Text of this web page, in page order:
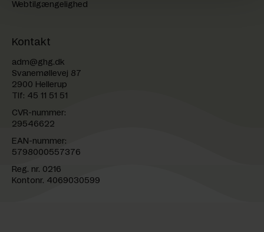
Webtilgængelighed
Kontakt
adm@ghg.dk
Svanemøllevej 87
2900 Hellerup
Tlf: 45 11 51 51
CVR-nummer:
29546622
EAN-nummer:
5798000557376
Reg. nr. 0216
Kontonr. 4069030599